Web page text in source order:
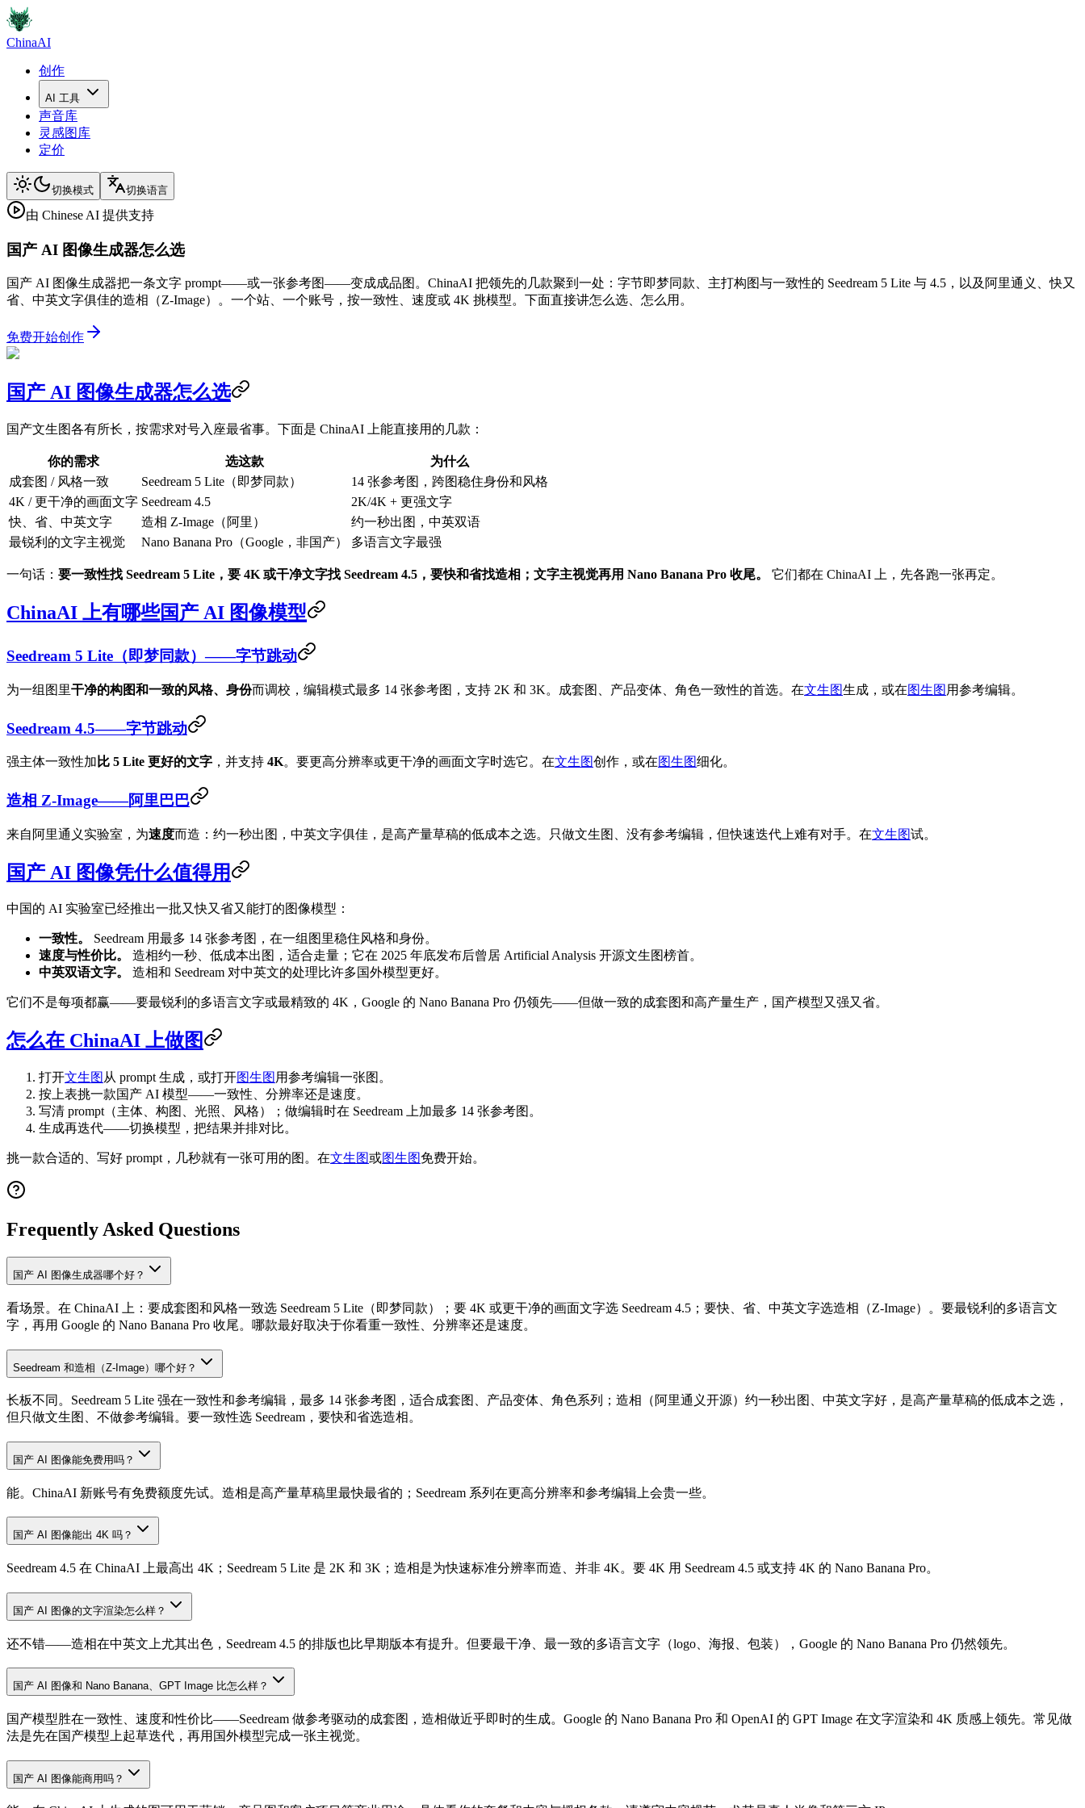
ChinaAI
创作
AI 工具
声音库
灵感图库
定价
切换模式 切换语言
由 Chinese AI 提供支持
国产 AI 图像生成器怎么选
国产 AI 图像生成器把一条文字 prompt——或一张参考图——变成成品图。ChinaAI 把领先的几款聚到一处：字节即梦同款、主打构图与一致性的 Seedream 5 Lite 与 4.5，以及阿里通义、快又
省、中英文字俱佳的造相（Z-Image）。一个站、一个账号，按一致性、速度或 4K 挑模型。下面直接讲怎么选、怎么用。
免费开始创作
国产 AI 图像生成器怎么选
国产文生图各有所长，按需求对号入座最省事。下面是 ChinaAI 上能直接用的几款：
你的需求 选这款
为什么
成套图 / 风格一致
Seedream 5 Lite（即梦同款）
14 张参考图，跨图稳住身份和风格
4K / 更干净的画面文字 Seedream 4.5
2K/4K + 更强文字
快、省、中英文字
造相 Z-Image（阿里）
约一秒出图，中英双语
最锐利的文字主视觉
Nano Banana Pro（Google，非国产） 多语言文字最强
一句话： 要一致性找 Seedream 5 Lite，要 4K 或干净文字找 Seedream 4.5，要快和省找造相；文字主视觉再用 Nano Banana Pro 收尾。 它们都在 ChinaAI 上，先各跑一张再定。
ChinaAI 上有哪些国产 AI 图像模型
Seedream 5 Lite（即梦同款）——字节跳动
为一组图里干净的构图和一致的风格、身份而调校，编辑模式最多 14 张参考图，支持 2K 和 3K。成套图、产品变体、角色一致性的首选。在文生图生成，或在图生图 用参考编辑。
Seedream 4.5——字节跳动
强主体一致性加 比 5 Lite 更好的文字 ，并支持 4K。要更高分辨率或更干净的画面文字时选它。在文生图创作，或在图生图细化。
造相 Z-Image——阿里巴巴
来自阿里通义实验室，为速度而造：约一秒出图，中英文字俱佳，是高产量草稿的低成本之选。只做文生图、没有参考编辑，但快速迭代上难有对手。在文生图试。
国产 AI 图像凭什么值得用
中国的 AI 实验室已经推出一批又快又省又能打的图像模型：
一致性。
Seedream 用最多 14 张参考图，在一组图里稳住风格和身份。
速度与性价比。
造相约一秒、低成本出图，适合走量；它在 2025 年底发布后曾居 Artificial Analysis 开源文生图榜首。
中英双语文字。
造相和 Seedream 对中英文的处理比许多国外模型更好。
它们不是每项都赢——要最锐利的多语言文字或最精致的 4K，Google 的 Nano Banana Pro 仍领先——但做一致的成套图和高产量生产，国产模型又强又省。
怎么在 ChinaAI 上做图
打开文生图 从 prompt 生成，或打开图生图 用参考编辑一张图。
按上表挑一款国产 AI 模型——一致性、分辨率还是速度。
写清 prompt（主体、构图、光照、风格）；做编辑时在 Seedream 上加最多 14 张参考图。
生成再迭代——切换模型，把结果并排对比。
挑一款合适的、写好 prompt，几秒就有一张可用的图。在文生图或图生图免费开始。
Frequently Asked Questions
国产 AI 图像生成器哪个好？
看场景。在 ChinaAI 上：要成套图和风格一致选 Seedream 5 Lite（即梦同款）；要 4K 或更干净的画面文字选 Seedream 4.5；要快、省、中英文字选造相（Z-Image）。要最锐利的多语言文
字，再用 Google 的 Nano Banana Pro 收尾。哪款最好取决于你看重一致性、分辨率还是速度。
Seedream 和造相（Z-Image）哪个好？
长板不同。Seedream 5 Lite 强在一致性和参考编辑，最多 14 张参考图，适合成套图、产品变体、角色系列；造相（阿里通义开源）约一秒出图、中英文字好，是高产量草稿的低成本之选，
但只做文生图、不做参考编辑。要一致性选 Seedream，要快和省选造相。
国产 AI 图像能免费用吗？
能。ChinaAI 新账号有免费额度先试。造相是高产量草稿里最快最省的；Seedream 系列在更高分辨率和参考编辑上会贵一些。
国产 AI 图像能出 4K 吗？
Seedream 4.5 在 ChinaAI 上最高出 4K；Seedream 5 Lite 是 2K 和 3K；造相是为快速标准分辨率而造、并非 4K。要 4K 用 Seedream 4.5 或支持 4K 的 Nano Banana Pro。
国产 AI 图像的文字渲染怎么样？
还不错——造相在中英文上尤其出色，Seedream 4.5 的排版也比早期版本有提升。但要最干净、最一致的多语言文字（logo、海报、包装），Google 的 Nano Banana Pro 仍然领先。
国产 AI 图像和 Nano Banana、GPT Image 比怎么样？
国产模型胜在一致性、速度和性价比——Seedream 做参考驱动的成套图，造相做近乎即时的生成。Google 的 Nano Banana Pro 和 OpenAI 的 GPT Image 在文字渲染和 4K 质感上领先。常见做
法是先在国产模型上起草迭代，再用国外模型完成一张主视觉。
国产 AI 图像能商用吗？